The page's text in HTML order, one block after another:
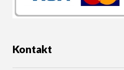
Kontakt